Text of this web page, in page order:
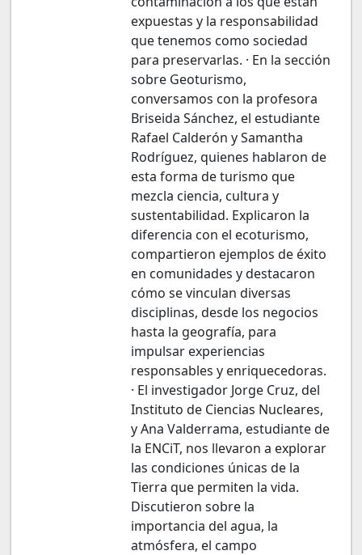
expuestas y la responsabilidad
que tenemos como sociedad
para preservarlas. · En la sección
sobre Geoturismo,
conversamos con la profesora
Briseida Sánchez, el estudiante
Rafael Calderón y Samantha
Rodríguez, quienes hablaron de
esta forma de turismo que
mezcla ciencia, cultura y
sustentabilidad. Explicaron la
diferencia con el ecoturismo,
compartieron ejemplos de éxito
en comunidades y destacaron
cómo se vinculan diversas
disciplinas, desde los negocios
hasta la geografía, para
impulsar experiencias
responsables y enriquecedoras.
· El investigador Jorge Cruz, del
Instituto de Ciencias Nucleares,
y Ana Valderrama, estudiante de
la ENCiT, nos llevaron a explorar
las condiciones únicas de la
Tierra que permiten la vida.
Discutieron sobre la
importancia del agua, la
atmósfera, el campo